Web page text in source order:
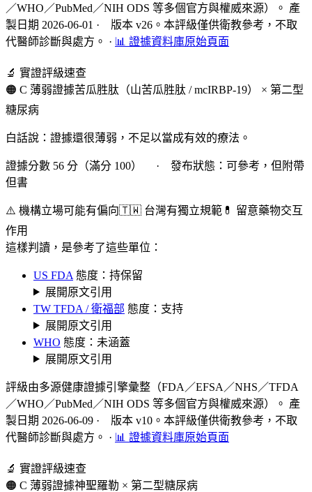
／WHO／PubMed／NIH ODS 等多個官方與權威來源）。 產
製日期 2026-06-01 · 版本 v26。本評級僅供衛教參考，不取
代醫師診斷與處方。 · 📊 證據資料庫原始頁面
🔬 實證評級速查
🟠 C 薄弱證據苦瓜胜肽（山苦瓜胜肽 / mcIRBP-19） × 第二型
糖尿病
白話說：證據還很薄弱，不足以當成有效的療法。
證據分數 56 分（滿分 100） · 發布狀態：可參考，但附帶
但書
⚠️ 機構立場可能有偏向🇹🇼 台灣有獨立規範 💊 留意藥物交互
作用
這樣判讀，是參考了這些單位：
US FDA 態度：持保留
展開原文引用
TW TFDA / 衛福部 態度：支持
展開原文引用
WHO 態度：未涵蓋
展開原文引用
評級由多源健康證據引擎彙整（FDA／EFSA／NHS／TFDA
／WHO／PubMed／NIH ODS 等多個官方與權威來源）。 產
製日期 2026-06-09 · 版本 v10。本評級僅供衛教參考，不取
代醫師診斷與處方。 · 📊 證據資料庫原始頁面
🔬 實證評級速查
🟠 C 薄弱證據神聖羅勒 × 第二型糖尿病